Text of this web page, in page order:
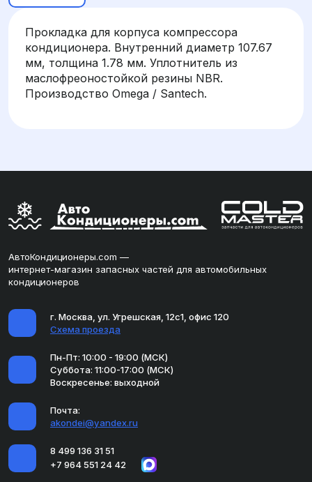
Прокладка для корпуса компрессора
кондиционера. Внутренний диаметр 107.67
мм, толщина 1.78 мм. Уплотнитель из
маслофреоностойкой резины NBR.
Производство Omega / Santech.
АвтоКондиционеры.com —
интернет-магазин запасных частей для автомобильных
кондиционеров
г. Москва, ул. Угрешская, 12с1, офис 120
Схема проезда
Пн-Пт: 10:00 - 19:00 (МСК)
Суббота: 11:00-17:00 (МСК)
Воскресенье: выходной
Почта:
akondei@yandex.ru
8 499 136 31 51
+7 964 551 24 42